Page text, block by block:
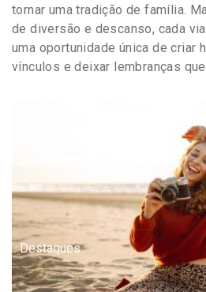
tornar uma tradição de família.
de diversão e descanso, cada
uma oportunidade única de criar
vínculos e deixar lembranças
Destaques